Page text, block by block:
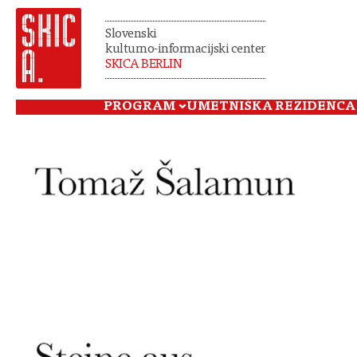
Slovenski
kulturno-informacijski center
SKICA BERLIN
PROGRAM UMETNIŠKA REZIDENCA